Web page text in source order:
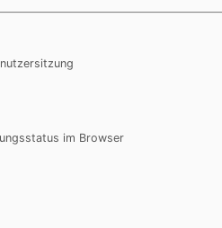
Chören beim
im Browser